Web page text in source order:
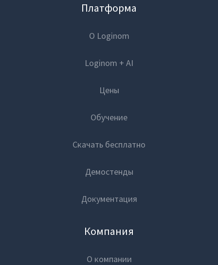
Платформа
О Loginom
Loginom + AI
Цены
Обучение
Скачать бесплатно
Демостенды
Документация
Компания
О компании